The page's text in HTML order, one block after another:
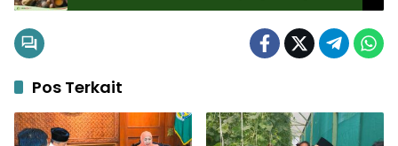
Diketahui
Pos Terkait